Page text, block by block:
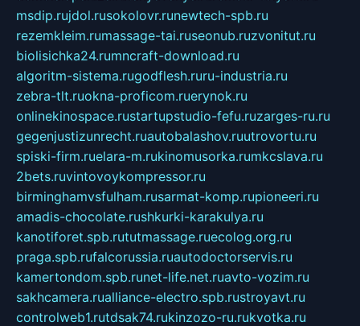
msdip.rujdol.rusokolovr.runewtech-spb.ru
rezemkleim.rumassage-tai.ruseonub.ruzvonitut.ru
biolisichka24.rumncraft-download.ru
algoritm-sistema.rugodflesh.ruru-industria.ru
zebra-tlt.ruokna-proficom.ruerynok.ru
onlinekinospace.rustartupstudio-fefu.ruzarges-ru.ru
gegenjustizunrecht.ruautobalashov.ruutrovortu.ru
spiski-firm.ruelara-m.rukinomusorka.rumkcslava.ru
2bets.ruvintovoykompressor.ru
birminghamvsfulham.rusarmat-komp.rupioneeri.ru
amadis-chocolate.rushkurki-karakulya.ru
kanotiforet.spb.rututmassage.ruecolog.org.ru
praga.spb.rufalcorussia.ruautodoctorservis.ru
kamertondom.spb.runet-life.net.ruavto-vozim.ru
sakhcamera.rualliance-electro.spb.rustroyavt.ru
controlweb1.rutdsak74.rukinzozo-ru.rukvotka.ru